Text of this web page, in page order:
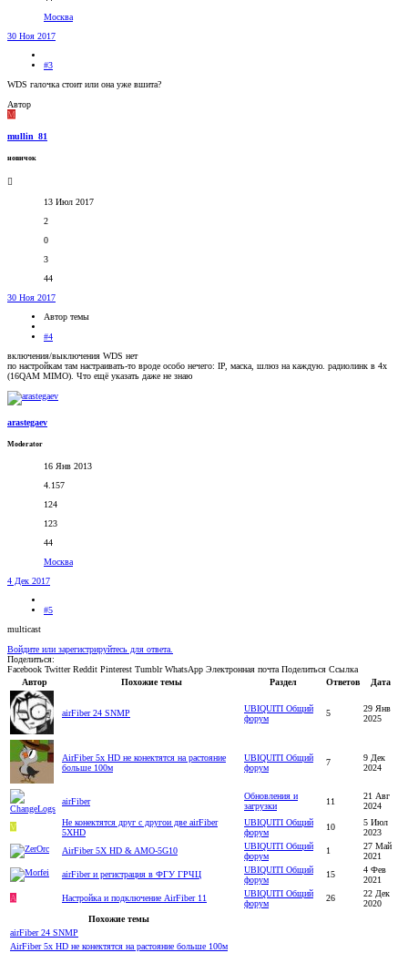
Москва
30 Ноя 2017
#3
WDS галочка стоит или она уже вшита?
Автор
M
mullin_81
новичок
13 Июл 2017
2
0
3
44
30 Ноя 2017
Автор темы
#4
включения/выключения WDS нет
по настройкам там настраивать-то вроде особо нечего: IP, маска, шлюз на каждую. радиолинк в 4x
(16QAM MIMO). Что ещё указать даже не знаю
arastegaev
Moderator
16 Янв 2013
4.157
124
123
44
Москва
4 Дек 2017
#5
multicast
Войдите или зарегистрируйтесь для ответа.
Поделиться:
Facebook Twitter Reddit Pinterest Tumblr WhatsApp Электронная почта Поделиться Ссылка
Автор
Похожие темы Раздел Ответов Дата
airFiber 24 SNMP
UBIQUITI Общий
форум
5
29 Янв
2025
AirFiber 5x HD не конектятся на растояние
больше 100м
UBIQUITI Общий
форум
7
9 Дек
2024
airFiber
Обновления и
загрузки
11
21 Авг
2024
V
Не конектятся друг с другои две airFiber
5XHD
UBIQUITI Общий
форум
10
5 Июл
2023
AirFiber 5X HD & AMO-5G10
UBIQUITI Общий
форум
1
27 Май
2021
airFiber и регистрация в ФГУ ГРЧЦ
UBIQUITI Общий
форум
15
4 Фев
2021
A
Настройка и подключение AirFiber 11
UBIQUITI Общий
форум
26
22 Дек
2020
Похожие темы
airFiber 24 SNMP
AirFiber 5x HD не конектятся на растояние больше 100м